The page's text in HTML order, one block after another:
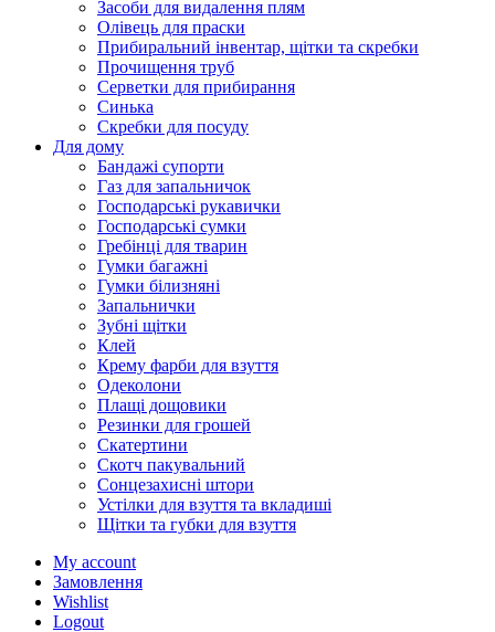
Засоби для видалення плям
Олівець для праски
Прибиральний інвентар, щітки та скребки
Прочищення труб
Серветки для прибирання
Синька
Скребки для посуду
Для дому
Бандажі супорти
Газ для запальничок
Господарські рукавички
Господарські сумки
Гребінці для тварин
Гумки багажні
Гумки білизняні
Запальнички
Зубні щітки
Клей
Крему фарби для взуття
Одеколони
Плащі дощовики
Резинки для грошей
Скатертини
Скотч пакувальний
Сонцезахисні штори
Устілки для взуття та вкладиші
Щітки та губки для взуття
My account
Замовлення
Wishlist
Logout